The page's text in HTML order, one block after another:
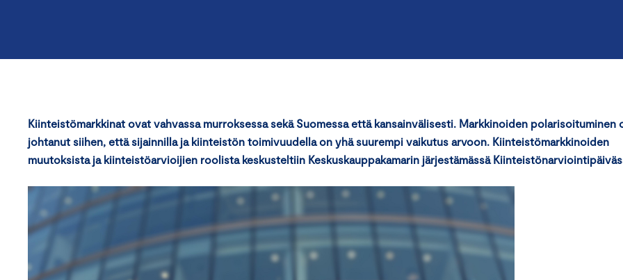
Kiinteistömarkkinat ovat vahvassa murroksessa sekä Suomessa että kansainvälisesti. Markkinoiden polarisoituminen
johtanut siihen, että sijainnilla ja kiinteistön toimivuudella on yhä suurempi vaikutus arvoon. Kiinteistömarkkinoiden
muutoksista ja kiinteistöarvioijien roolista keskusteltiin Keskuskauppakamarin järjestämässä